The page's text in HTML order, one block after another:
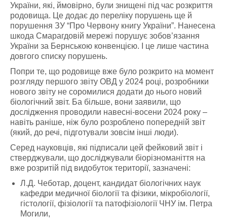
України, які, ймовірно, були знищені під час розкриття
родовища. Це додає до переліку порушень ще й
порушення ЗУ “Про Червону книгу України”. Нанесена
шкода Смарагдовій мережі порушує зобов’язання
України за Бернською конвенцією. І це лише частина
довгого списку порушень.
Попри те, що родовище вже було розкрито на момент
розгляду першого звіту ОВД у 2024 році, розробники
нового звіту не соромилися додати до нього новий
біологічний звіт. Ба більше, вони заявили, що
дослідження проводили навесні-восени 2024 року –
навіть раніше, ніж було розроблено попередній звіт
(який, до речі, підготували зовсім інші люди).
Серед науковців, які підписали цей фейковий звіт і
стверджували, що досліджували біорізноманіття на
вже розритій під видобуток території, зазначені:
Л.Д. Чеботар, доцент, кандидат біологічних наук
кафедри медичної біології та фізики, мікробіології,
гістології, фізіології та патофізіології ЧНУ ім. Петра
Могили,